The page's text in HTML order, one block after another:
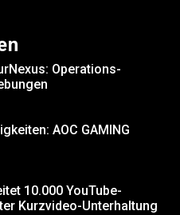
Operations-
AOC GAMING
10.000 YouTube-
Kurzvideo-Unterhaltung